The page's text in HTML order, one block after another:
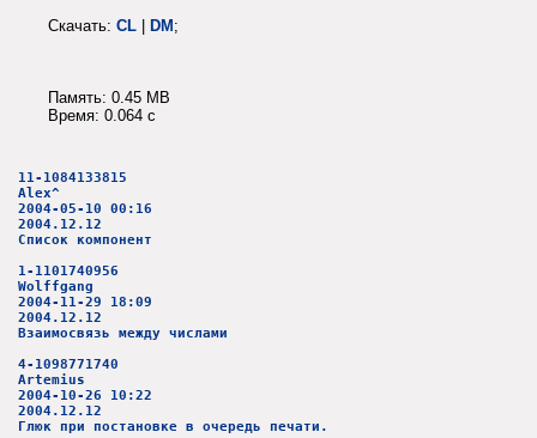
Скачать: CL | DM;
Память: 0.45 MB
Время: 0.064 c
11-1084133815
Alex^
2004-05-10 00:16
2004.12.12
Список компонент
1-1101740956
Wolffgang
2004-11-29 18:09
2004.12.12
Взаимосвязь между числами
4-1098771740
Artemius
2004-10-26 10:22
2004.12.12
Глюк при постановке в очередь печати.